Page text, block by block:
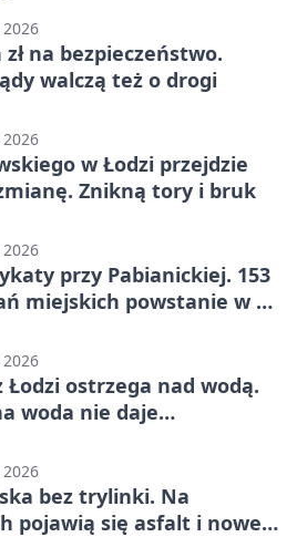
zł na bezpieczeństwo.
walczą też o drogi
w Łodzi przejdzie
Znikną tory i bruk
przy Pabianickiej. 153
miejskich powstanie w 15
Łodzi ostrzega nad wodą.
woda nie daje
bez trylinki. Na
pojawią się asfalt i nowe